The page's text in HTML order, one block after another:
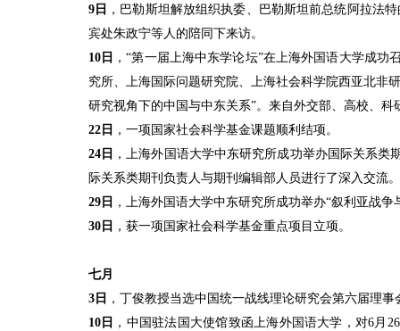
9 日 ，巴勒斯坦解放组织执委、巴勒斯坦前总统阿拉法
宾处朱政宁等人的陪同下来访。
10 日 ，“第一届上海中东学论坛”在上海外国语大学成功
究所、上海国际问题研究院、上海社会科学院西亚北非
研究视角下的中国与中东关系”。来自外交部、高校、科
22 日 ，一项国家社会科学基金课题顺利结项。
24 日 ，上海外国语大学中东研究所成功举办国际关系
际关系类期刊负责人与期刊编辑部人员进行了深入交流。
29 日 ，上海外国语大学中东研究所成功举办“叙利亚战争
30 日 ，获一项国家社会科学基金重点项目立项。
七月
3 日 ，丁俊教授当选中国统一战线理论研究会第六届理事
10 日 ，中国驻法国大使馆致函上海外国语大学，对6月 26